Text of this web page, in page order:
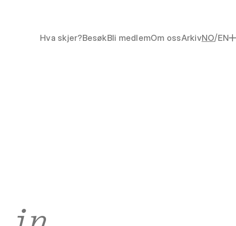
Hva skjer?BesøkBli medlemOm ossArkivNO/EN